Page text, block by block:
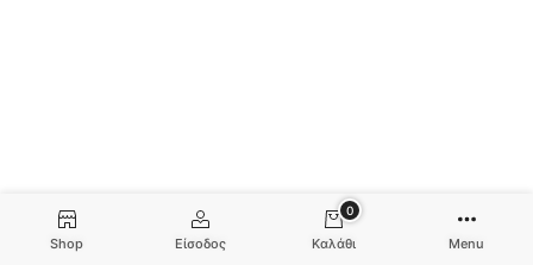
Shop Είσοδος Καλάθι
0
Menu